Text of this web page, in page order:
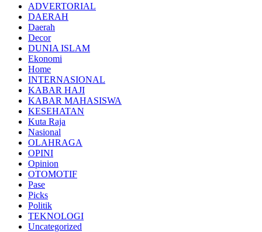
ADVERTORIAL
DAERAH
Daerah
Decor
DUNIA ISLAM
Ekonomi
Home
INTERNASIONAL
KABAR HAJI
KABAR MAHASISWA
KESEHATAN
Kuta Raja
Nasional
OLAHRAGA
OPINI
Opinion
OTOMOTIF
Pase
Picks
Politik
TEKNOLOGI
Uncategorized